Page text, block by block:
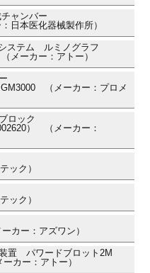
ャンバー
日本医化器械製作所）
ステム ルミノグラフ
メーカー：アトー）
（メーカー：プロメ
ロック
） （メーカー：
ック）
ック）
カー：アズワン）
置 パワードブロット2M
カー：アトー）